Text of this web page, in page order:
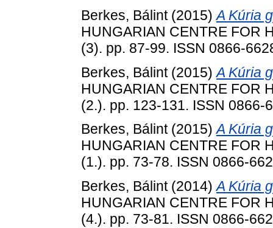
Berkes, Bálint(2015)A Kúria
HUNGARIAN CENTRE FOR
(3). pp. 87-99. ISSN 0866-
Berkes, Bálint(2015)A Kúria
HUNGARIAN CENTRE FOR
(2.). pp. 123-131. ISSN 0866-
Berkes, Bálint(2015)A Kúria
HUNGARIAN CENTRE FOR
(1.). pp. 73-78. ISSN 0866-
Berkes, Bálint(2014)A Kúria
HUNGARIAN CENTRE FOR
(4.). pp. 73-81. ISSN 0866-